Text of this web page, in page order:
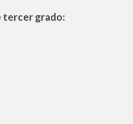
tercer grado: